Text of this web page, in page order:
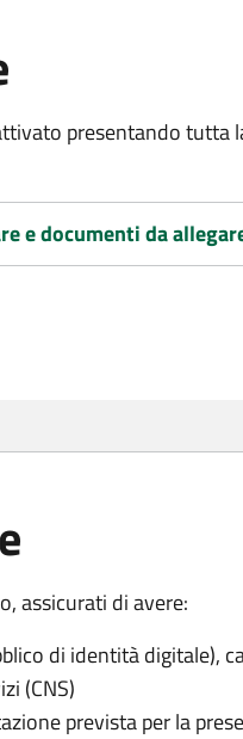
presentando
e documenti da
assicurati di avere:
di identità digitale),
(CNS)
prevista per la